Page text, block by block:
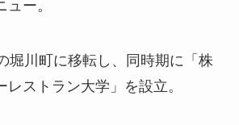
ー。
堀川町に移転し、同時期に「株
ストラン大学」を設立。